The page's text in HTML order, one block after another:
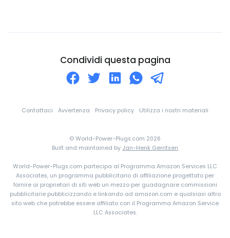
Costa Rica
Danimarca
Dominica
Condividi questa pagina
Contattaci Avvertenza Privacy policy Utilizza i nostri materiali
© World-Power-Plugs.com 2026
Built and maintained by Jan-Henk Gerritsen
World-Power-Plugs.com partecipa al Programma Amazon Services LLC
Associates, un programma pubblicitario di affiliazione progettato per
fornire ai proprietari di siti web un mezzo per guadagnare commissioni
pubblicitarie pubblicizzando e linkando ad amazon.com e qualsiasi altro
sito web che potrebbe essere affiliato con il Programma Amazon Service
LLC Associates.